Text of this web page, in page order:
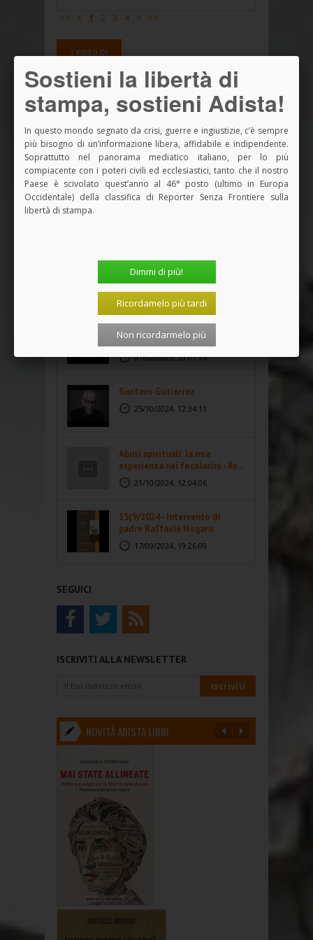
<< < 1 2 3 4 > >>
I VIDEO DI
Conferenza stampa Rete l'Abuso -
Presentazione database...
Conferenza stampa Rete
L'Abuso, il database degli
abusi...08/05/2025, 12:11:03
Lorenzo Milani: oltre gli
stereotipi correnti. Un corso...
01/02/2025, 20:07:36
Gustavo Gutiérrez
25/10/2024, 12:34:11
Abusi spirituali: la mia
esperienza nei focolarini - Re...
21/10/2024, 12:04:06
15(9/2024 - Intervento di
padre Raffaele Nogaro
17/09/2024, 19:26:09
SEGUICI
ISCRIVITI ALLA NEWSLETTER
NOVITÀ ADISTA LIBRI
Sostieni la libertà di
stampa, sostieni Adista!
In questo mondo segnato da crisi, guerre e ingiustizie, c’è sempre
più bisogno di un’informazione libera, affidabile e indipendente.
Soprattutto nel panorama mediatico italiano, per lo più
compiacente con i poteri civili ed ecclesiastici, tanto che il nostro
Paese è scivolato quest’anno al 46° posto (ultimo in Europa
Occidentale) della classifica di Reporter Senza Frontiere sulla
libertà di stampa.
Dimmi di più!
Ricordamelo più tardi
Non ricordarmelo più